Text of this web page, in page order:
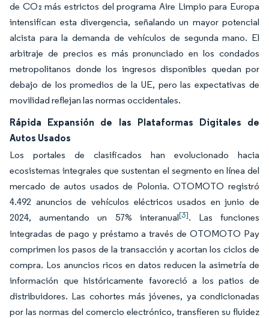
de CO₂ más estrictos del programa Aire Limpio para Europa
intensifican esta divergencia, señalando un mayor potencial
alcista para la demanda de vehículos de segunda mano. El
arbitraje de precios es más pronunciado en los condados
metropolitanos donde los ingresos disponibles quedan por
debajo de los promedios de la UE, pero las expectativas de
movilidad reflejan las normas occidentales.
Rápida Expansión de las Plataformas Digitales de
Autos Usados
Los portales de clasificados han evolucionado hacia
ecosistemas integrales que sustentan el segmento en línea del
mercado de autos usados de Polonia. OTOMOTO registró
4.492 anuncios de vehículos eléctricos usados en junio de
2024, aumentando un 57% interanual[3]. Las funciones
integradas de pago y préstamo a través de OTOMOTO Pay
comprimen los pasos de la transacción y acortan los ciclos de
compra. Los anuncios ricos en datos reducen la asimetría de
información que históricamente favoreció a los patios de
distribuidores. Las cohortes más jóvenes, ya condicionadas
por las normas del comercio electrónico, transfieren su fluidez